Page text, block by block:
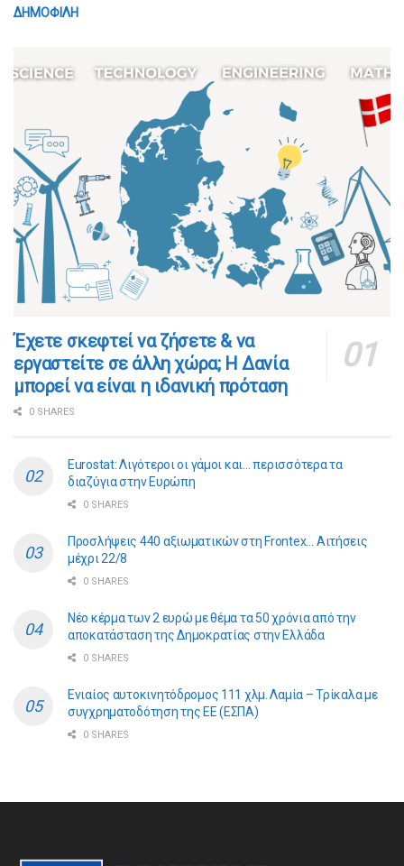
ΔΗΜΟΦΙΛΗ
​​Έχετε σκεφτεί να ζήσετε & να
εργαστείτε σε άλλη χώρα; Η Δανία
μπορεί να είναι η ιδανική πρόταση
0 SHARES
Eurostat: Λιγότεροι οι γάμοι και… περισσότερα τα
διαζύγια στην Ευρώπη
0 SHARES
Προσλήψεις 440 αξιωματικών στη Frontex… Αιτήσεις
μέχρι 22/8
0 SHARES
Νέο κέρμα των 2 ευρώ με θέμα τα 50 χρόνια από την
αποκατάσταση της Δημοκρατίας στην Ελλάδα
0 SHARES
Ενιαίος αυτοκινητόδρομος 111 χλμ. Λαμία – Τρίκαλα με
συγχρηματοδότηση της ΕE (ΕΣΠΑ)
0 SHARES